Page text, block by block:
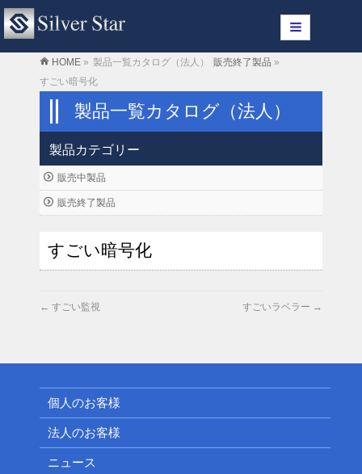
HOME » 製品一覧カタログ（法人） 販売終了製品 »
すごい暗号化
製品一覧カタログ（法人）
製品カテゴリー
販売中製品
販売終了製品
すごい暗号化
← すごい監視 すごいラベラー →
個人のお客様
法人のお客様
ニュース